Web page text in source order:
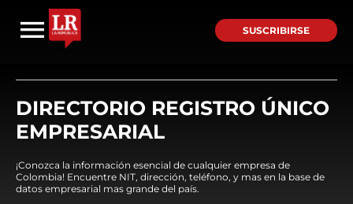
SUSCRIBIRSE
DIRECTORIO REGISTRO ÚNICO
EMPRESARIAL
¡Conozca la información esencial de cualquier empresa de
Colombia! Encuentre NIT, dirección, teléfono, y mas en la base de
datos empresarial mas grande del país.